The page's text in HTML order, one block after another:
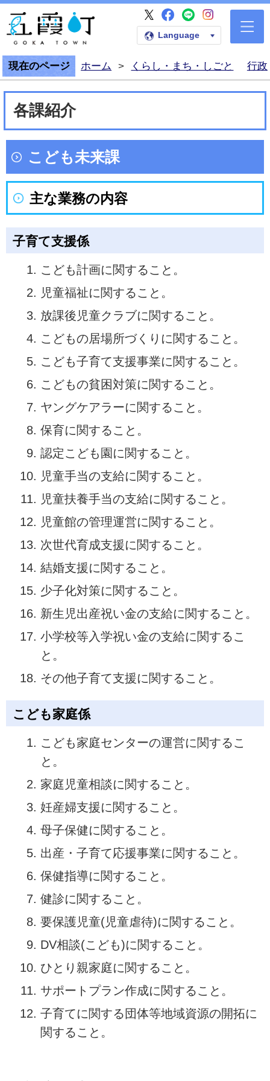
五霞町公式ホームペー
五霞町公式X
五霞町公式
五霞町公式
五霞町
Language
現在のページ ホーム > くらし・まち・しごと 行政
各課紹介
こども未来課
主な業務の内容
子育て支援係
こども計画に関すること。
児童福祉に関すること。
放課後児童クラブに関すること。
こどもの居場所づくりに関すること。
こども子育て支援事業に関すること。
こどもの貧困対策に関すること。
ヤングケアラーに関すること。
保育に関すること。
認定こども園に関すること。
児童手当の支給に関すること。
児童扶養手当の支給に関すること。
児童館の管理運営に関すること。
次世代育成支援に関すること。
結婚支援に関すること。
少子化対策に関すること。
新生児出産祝い金の支給に関すること。
小学校等入学祝い金の支給に関するこ
と。
その他子育て支援に関すること。
こども家庭係
こども家庭センターの運営に関するこ
と。
家庭児童相談に関すること。
妊産婦支援に関すること。
母子保健に関すること。
出産・子育て応援事業に関すること。
保健指導に関すること。
健診に関すること。
要保護児童(児童虐待)に関すること。
DV相談(こども)に関すること。
ひとり親家庭に関すること。
サポートプラン作成に関すること。
子育てに関する団体等地域資源の開拓に
関すること。